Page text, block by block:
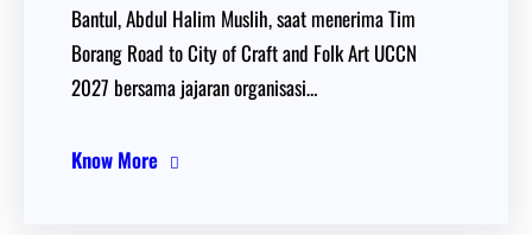
Bantul, Abdul Halim Muslih, saat menerima Tim
Borang Road to City of Craft and Folk Art UCCN
2027 bersama jajaran organisasi…
Know More